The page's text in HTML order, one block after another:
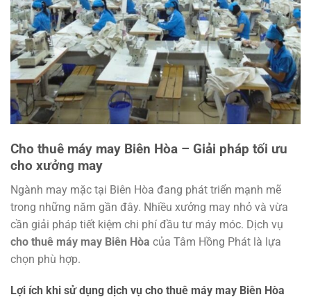
Cho thuê máy may Biên Hòa – Giải pháp tối ưu
cho xưởng may
Ngành may mặc tại Biên Hòa đang phát triển mạnh mẽ
trong những năm gần đây. Nhiều xưởng may nhỏ và vừa
cần giải pháp tiết kiệm chi phí đầu tư máy móc. Dịch vụ
cho thuê máy may Biên Hòa của Tâm Hồng Phát là lựa
chọn phù hợp.
Lợi ích khi sử dụng dịch vụ cho thuê máy may Biên Hòa